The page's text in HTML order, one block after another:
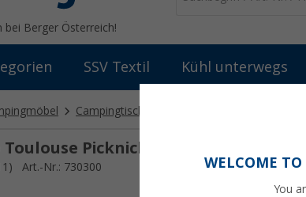
bei Berger Österreich!
SSV Textil Kühl unterwegs
Campingtische Easy
Toulouse Picknicktisch 64 x 84 cm
Art.-Nr.: 730300 WELCOME TO
You